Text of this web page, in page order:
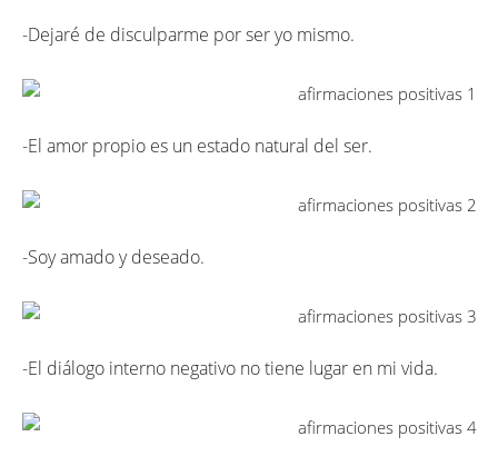
-Dejaré de disculparme por ser yo mismo.
-El amor propio es un estado natural del ser.
-Soy amado y deseado.
-El diálogo interno negativo no tiene lugar en mi vida.